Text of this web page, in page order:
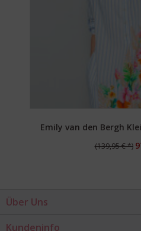
Emily van den Bergh
(139,95 € *)
Über Uns
Kundeninfo